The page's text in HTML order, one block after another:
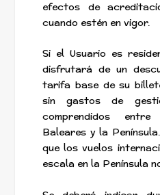
efectos de
cuando estén en vigor.
Si el Usuario es
disfrutará de un
tarifa base de su
sin gastos de
comprendidos
Baleares y la
que los vuelos
escala en la Península